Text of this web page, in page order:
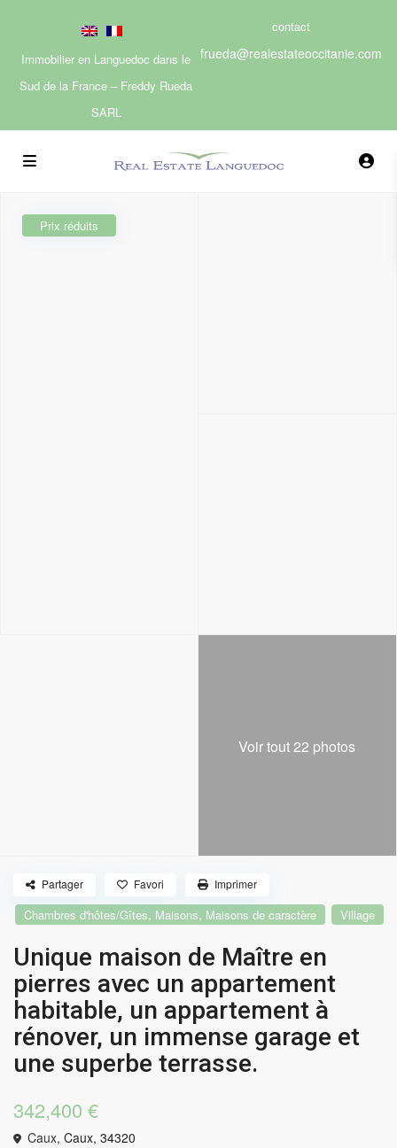
Immobilier en Languedoc dans le
Sud de la France – Freddy Rueda
SARL
contact
frueda@realestateoccitanie.com
Prix réduits
Voir tout 22 photos
Chambres d'hôtes/Gîtes, Maisons, Maisons de caractère Village
Unique maison de Maître en
pierres avec un appartement
habitable, un appartement à
rénover, un immense garage et
une superbe terrasse.
342,400 €
Caux,Caux,34320
Partager Favori Imprimer